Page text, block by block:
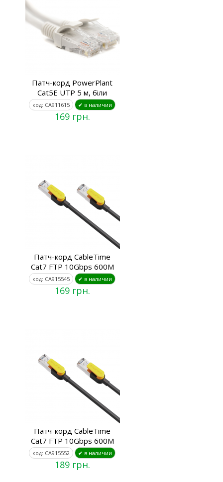
Патч-корд PowerPlant
Cat5E UTP 5 м, біли
код: CA911615 ✔ в наличии
169 грн.
Патч-корд CableTime
Cat7 FTP 10Gbps 600M
код: CA915545 ✔ в наличии
169 грн.
Патч-корд CableTime
Cat7 FTP 10Gbps 600M
код: CA915552 ✔ в наличии
189 грн.